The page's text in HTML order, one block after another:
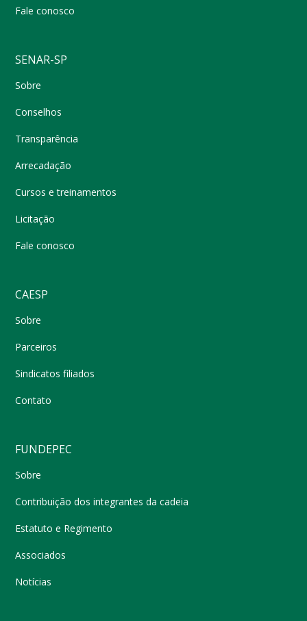
Fale conosco
SENAR-SP
Sobre
Conselhos
Transparência
Arrecadação
Cursos e treinamentos
Licitação
Fale conosco
CAESP
Sobre
Parceiros
Sindicatos filiados
Contato
FUNDEPEC
Sobre
Contribuição dos integrantes da cadeia
Estatuto e Regimento
Associados
Notícias